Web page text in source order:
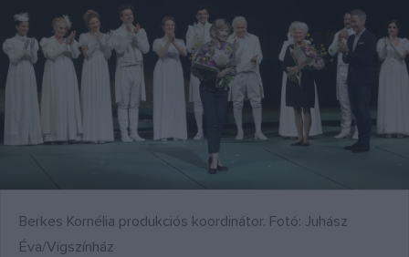
Berkes Kornélia produkciós koordinátor. Fotó: Juhász
Éva/Vígszínház